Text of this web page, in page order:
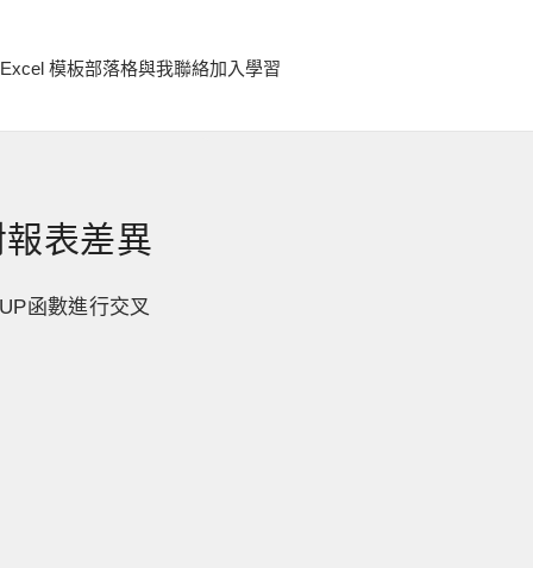
Excel 模板部落格與我聯絡加入學習
表差異
函數進行交叉